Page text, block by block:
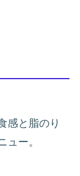
感と脂のり
ュー。